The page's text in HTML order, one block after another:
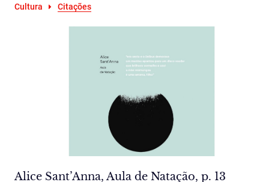
Cultura Citações
Alice Sant’Anna, Aula de Natação, p. 13